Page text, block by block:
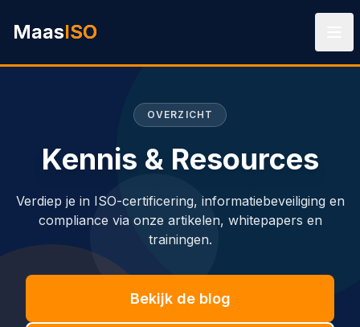
MaasISO
OVERZICHT
Kennis & Resources
Verdiep je in ISO-certificering, informatiebeveiliging en
compliance via onze artikelen, whitepapers en
trainingen.
Bekijk de blog